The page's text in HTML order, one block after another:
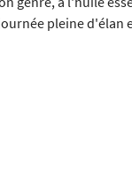
pleine d'élan